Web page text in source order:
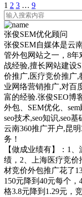
1 2 3 … 9
张俊SEM优化顾问
张俊SEM自媒体是云
管外包网站之一，8年
战经验,擅长网站建设
价推广,医疗竞价推广,
业网络营销推广,对百
富的经验.张俊SEO博
外包、SEM优化、
seo技术,seo知识,seo
云南360推广开户,昆
务！
【做成业绩有】：1
绩，2、上海医疗竞价
材竞价外包推广花了
150元降到40元每个
格3.8元降到1.29元，